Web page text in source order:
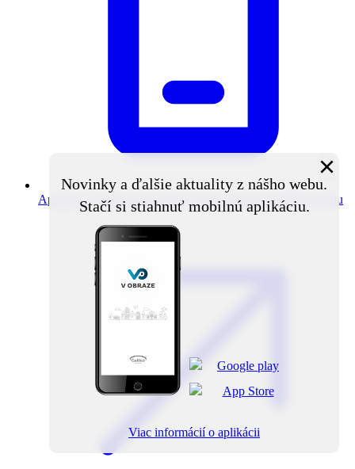
Aplikácia V obraze Novinky z obce priamo do vášho mobilu
Novinky a ďalšie aktuality z nášho webu.
Stačí si stiahnuť mobilnú aplikáciu.
×
Viac informácií o aplikácii